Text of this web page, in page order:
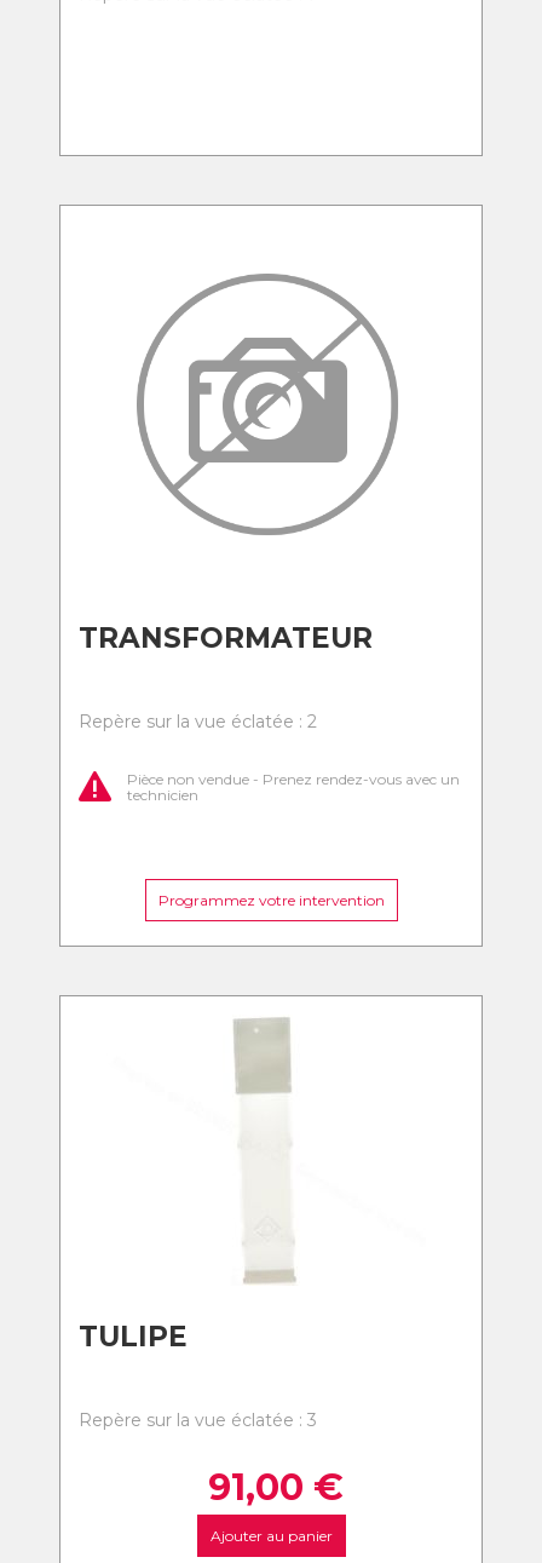
TRANSFORMATEUR
Repère sur la vue éclatée : 2
Pièce non vendue - Prenez rendez-vous avec un
technicien
Programmez votre intervention
TULIPE
Repère sur la vue éclatée : 3
91,00 €
Ajouter au panier